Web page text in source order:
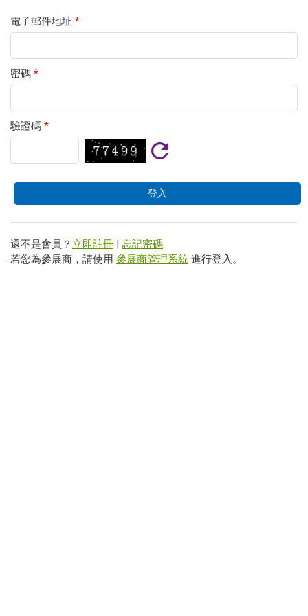
電子郵件地址 *
密碼 *
驗證碼 *
還不是會員？ 立即註冊 | 忘記密碼
若您為參展商，請使用 參展商管理系統 進行登入。